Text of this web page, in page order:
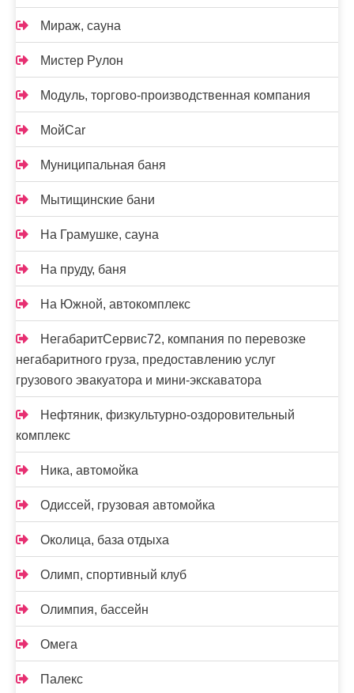
Мираж, сауна
Мистер Рулон
Модуль, торгово-производственная компания
МойCar
Муниципальная баня
Мытищинские бани
На Грамушке, сауна
На пруду, баня
На Южной, автокомплекс
НегабаритСервис72, компания по перевозке
негабаритного груза, предоставлению услуг
грузового эвакуатора и мини-экскаватора
Нефтяник, физкультурно-оздоровительный
комплекс
Ника, автомойка
Одиссей, грузовая автомойка
Околица, база отдыха
Олимп, спортивный клуб
Олимпия, бассейн
Омега
Палекс